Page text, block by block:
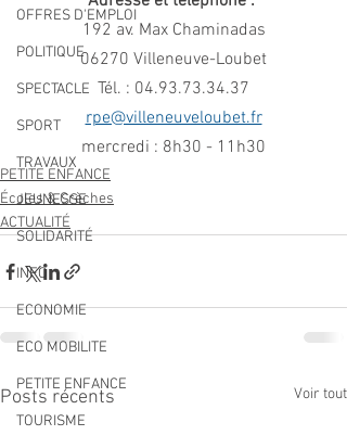
OFFRES D'EMPLOI
POLITIQUE
SPECTACLE
SPORT
TRAVAUX
JEUNESSE
SOLIDARITÉ
INFO
ECONOMIE
ECO MOBILITE
PETITE ENFANCE
TOURISME
192 av. Max Chaminadas
06270 Villeneuve-Loubet
Tél. : 04.93.73.34.37
rpe@villeneuveloubet.fr
mercredi : 8h30 - 11h30
PETITE ENFANCE
Écoles & Crèches
ACTUALITÉ
Posts récents Voir tout